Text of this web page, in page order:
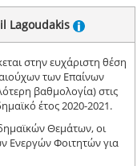
Lagoudakis
στην ευχάριστη θέση
των Επαίνων
βαθμολογία) στις
έτος 2020-2021.
Θεμάτων, οι
Ενεργών Φοιτητών για